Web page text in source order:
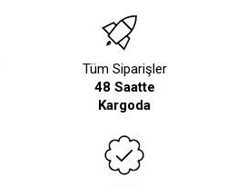
Tüm Siparişler
48 Saatte
Kargoda